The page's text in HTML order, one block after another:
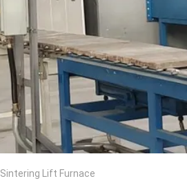
Sintering Lift Furnace